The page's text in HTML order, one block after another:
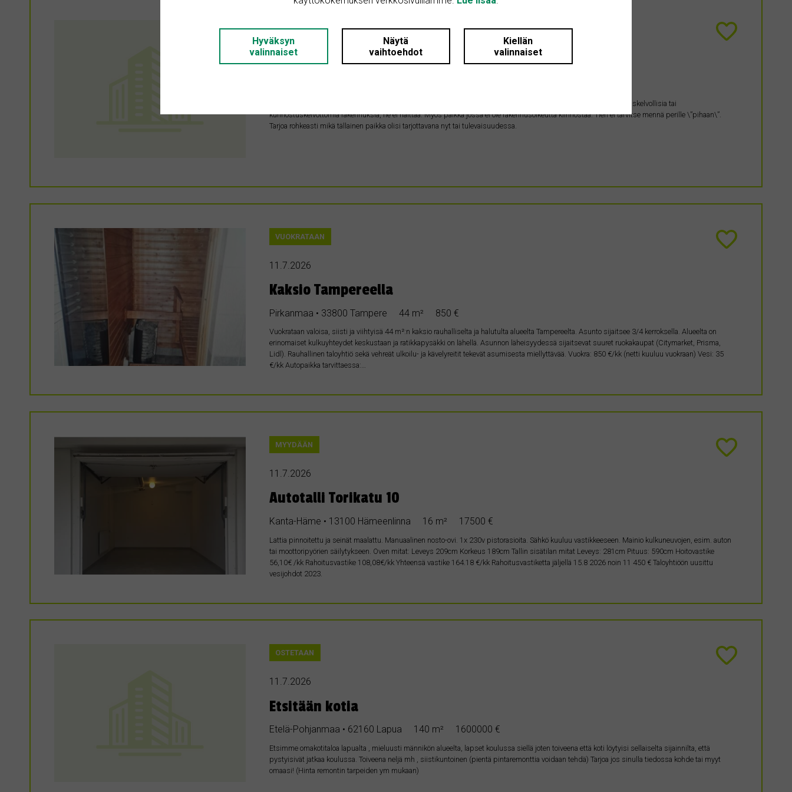
OSTETAAN
Ostetaan rantapaikka Kajaanista
Etsinnässä rantapaikka Kajaanista. Se voi olla esim. pelkkä tontti, tila tai lohkomaton palsta. Siellä saa olla kunnostuskelvollisia tai
kunnostuskelvottomia rakennuksia, ne ei haittaa. Myös paikka jossa ei ole rakennusoikeutta kiinnostaa. Tien ei tarvitse mennä perille \”pihaan\”.
Tarjoa rohkeasti mikä tällainen paikka olisi tarjottavana nyt tai tulevaisuudessa.
VUOKRATAAN
11.7.2026
Kaksio Tampereella
Pirkanmaa • 33800 Tampere 44 m² 850 €
Vuokrataan valoisa, siisti ja viihtyisä 44 m²:n kaksio rauhalliselta ja halutulta alueelta Tampereelta. Asunto sijaitsee 3/4 kerroksella. Alueelta on
erinomaiset kulkuyhteydet keskustaan ja ratikkapysäkki on lähellä. Asunnon läheisyydessä sijaitsevat suuret ruokakaupat (Citymarket, Prisma,
Lidl). Rauhallinen taloyhtiö sekä vehreät ulkoilu- ja kävelyreitit tekevät asumisesta miellyttävää. Vuokra: 850 €/kk (netti kuuluu vuokraan) Vesi: 35
€/kk Autopaikka tarvittaessa:…
MYYDÄÄN
11.7.2026
Autotalli Torikatu 10
Kanta-Häme • 13100 Hämeenlinna 16 m² 17500 €
Lattia pinnoitettu ja seinät maalattu. Manuaalinen nosto-ovi. 1x 230v pistorasioita. Sähkö kuuluu vastikkeeseen. Mainio kulkuneuvojen, esim. auton
tai moottoripyörien säilytykseen. Oven mitat: Leveys 209cm Korkeus 189cm Tallin sisätilan mitat Leveys: 281cm Pituus: 590cm Hoitovastike
56,10€ /kk Rahoitusvastike 108,08€/kk Yhteensä vastike 164.18 €/kk Rahoitusvastiketta jäljellä 15.8 2026 noin 11 450 € Taloyhtiöön uusittu
vesijohdot 2023.
OSTETAAN
11.7.2026
Etsitään kotia
Etelä-Pohjanmaa • 62160 Lapua 140 m² 1600000 €
Etsimme omakotitaloa lapualta , mieluusti männikön alueelta, lapset koulussa siellä joten toiveena että koti löytyisi sellaiselta sijainnilta, että
pystyisivät jatkaa koulussa. Toiveena neljä mh , siistikuntoinen (pientä pintaremonttia voidaan tehdä) Tarjoa jos sinulla tiedossa kohde tai myyt
omaasi! (Hinta remontin tarpeiden ym mukaan)
Hyväksyn
valinnaiset
Näytä
vaihtoehdot
Kiellän
valinnaiset